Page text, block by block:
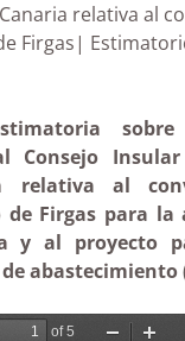
relativa al
de Firgas|
Consejo
relativa al
Firgas para la
y al proyecto
abastecimiento